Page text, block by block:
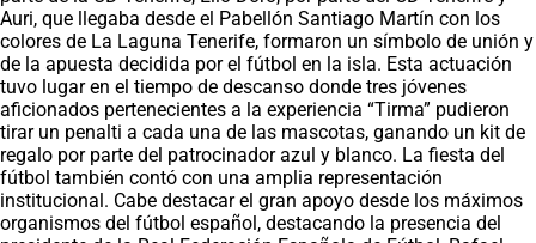
Auri, que llegaba desde el Pabellón Santiago Martín con los
colores de La Laguna Tenerife, formaron un símbolo de unión y
de la apuesta decidida por el fútbol en la isla. Esta actuación
tuvo lugar en el tiempo de descanso donde tres jóvenes
aficionados pertenecientes a la experiencia “Tirma” pudieron
tirar un penalti a cada una de las mascotas, ganando un kit de
regalo por parte del patrocinador azul y blanco. La fiesta del
fútbol también contó con una amplia representación
institucional. Cabe destacar el gran apoyo desde los máximos
organismos del fútbol español, destacando la presencia del